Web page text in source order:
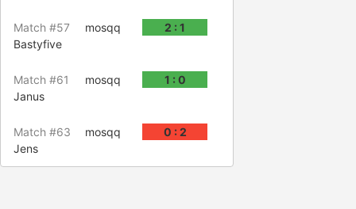
Match #57 mosqq
2 : 1
Bastyfive
Match #61 mosqq
1 : 0
Janus
Match #63 mosqq
0 : 2
Jens